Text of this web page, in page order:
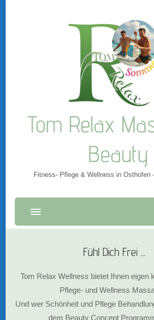
Tom Relax
Beauty
Fitness- Pflege & Wellness in Osthofen
Fühl Dich Frei ...
Tom Relax Wellness bietet Ihnen eigen
Pflege- und Wellness
Und wer Schönheit und Pflege
dem Beauty Concept